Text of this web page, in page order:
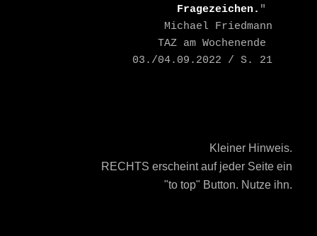
Fragezeichen. "
03./04.09.2022 / S. 21
Kleiner Hinweis.
RECHTS erscheint auf jeder Seite ein
"to top" Button. Nutze ihn.